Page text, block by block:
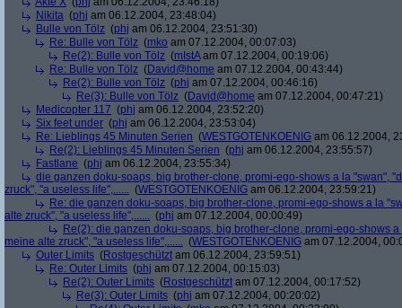
Nikita (phj am 06.12.2004, 23:48:04)
Bulle von Tölz (phj am 06.12.2004, 23:51:30)
Re: Bulle von Tölz (mko am 07.12.2004, 00:07:03)
Re(2): Bulle von Tölz (mIstAam 07.12.2004, 00:19:06)
Re: Bulle von Tölz (David@home am 07.12.2004, 00:43:44)
Re(2): Bulle von Tölz (phj am 07.12.2004, 00:46:16)
Re(3): Bulle von Tölz (David@home am 07.12.2004, 00:47:21)
Medicopter 117 (phj am 06.12.2004, 23:52:20)
Six feet under (phj am 06.12.2004, 23:53:04)
Re: Lieblings 45 Minuten Serien (WESTGOTENKOENIG am 06.12.2004,
Re(2): Lieblings 45 Minuten Serien (phj am 06.12.2004, 23:55:57)
Fastlane (phj am 06.12.2004, 23:55:34)
die ganzen doku-soaps, big brother-clone, promi-ego-shows a la "swan",
zruck", "a useless life",...... (WESTGOTENKOENIG am 06.12.2004, 23:59:21)
Re: die ganzen doku-soaps, big brother-clone, promi-ego-shows a la
alte zruck", "a useless life",...... (phj am 07.12.2004, 00:00:49)
Re(2): die ganzen doku-soaps, big brother-clone, promi-ego-shows
meine alte zruck", "a useless life",...... (WESTGOTENKOENIG am 07.12.2004,
Outer Limits (Rostgeschützt am 06.12.2004, 23:59:51)
Re: Outer Limits (phj am 07.12.2004, 00:15:03)
Re(2): Outer Limits (Rostgeschützt am 07.12.2004, 00:17:52)
Re(3): Outer Limits (phj am 07.12.2004, 00:20:02)